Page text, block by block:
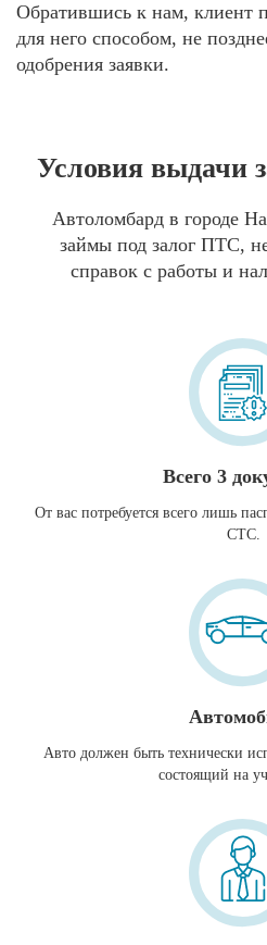
Обратившись к нам, клиент
для него способом, не
одобрения заявки.
Условия выдачи
Автоломбард в городе
займы под залог ПТС,
справок с работы и
Всего 3
От вас потребуется всего лишь
СТС.
Авто должен быть технически
состоящий на